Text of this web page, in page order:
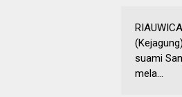
suami
mela...